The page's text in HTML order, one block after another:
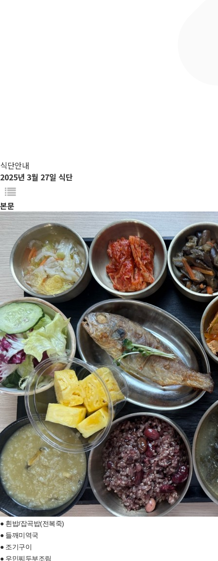
식단안내
2025년 3월 27일 식단
본문
● 흰밥/잡곡밥(전복죽)
● 들깨미역국
● 조기구이
● 우민찌두부조림